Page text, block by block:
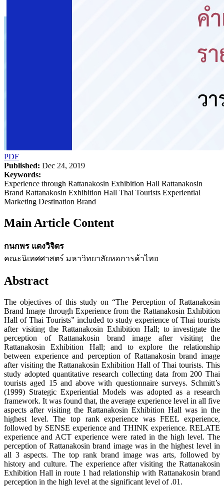
PDF
Published: Dec 24, 2019
Keywords:
Experience through Rattanakosin Exhibition Hall Rattanakosin
Brand Rattanakosin Exhibition Hall Thai Tourists Experiential
Marketing Destination Brand
Main Article Content
กนกพร แดงวิจิตร
คณะนิเทศศาสตร์ มหาวิทยาลัยหอการค้าไทย
Abstract
The objectives of this study on “The Perception of Rattanakosin
Brand Image through Experience from the Rattanakosin Exhibition
Hall of Thai Tourists” included to study experience of Thai tourists
after visiting the Rattanakosin Exhibition Hall; to investigate the
perception of Rattanakosin brand image after visiting the
Rattanakosin Exhibition Hall; and to explore the relationship
between experience and perception of Rattanakosin brand image
after visiting the Rattanakosin Exhibition Hall of Thai tourists. This
study adopted quantitative research collecting data from 200 Thai
tourists aged 15 and above with questionnaire surveys. Schmitt’s
(1999) Strategic Experiential Models was adopted as a research
framework. It was found that, the average experience level in all five
aspects after visiting the Rattanakosin Exhibition Hall was in the
highest level. The top rank experience was FEEL experience,
followed by SENSE experience and THINK experience. RELATE
experience and ACT experience were rated in the high level. The
perception of Rattanakosin brand image was in the highest level in
all 3 aspects. The top rank brand image was arts, followed by
history and culture. The experience after visiting the Rattanakosin
Exhibition Hall in route 1 had relationship with Rattanakosin brand
perception in the high level at the significant level of .01.